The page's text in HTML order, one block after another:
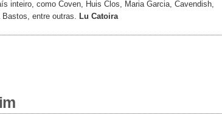
inteiro, como Coven, Huis Clos, Maria Garcia, Cavendish,
entre outras. Lu Catoira